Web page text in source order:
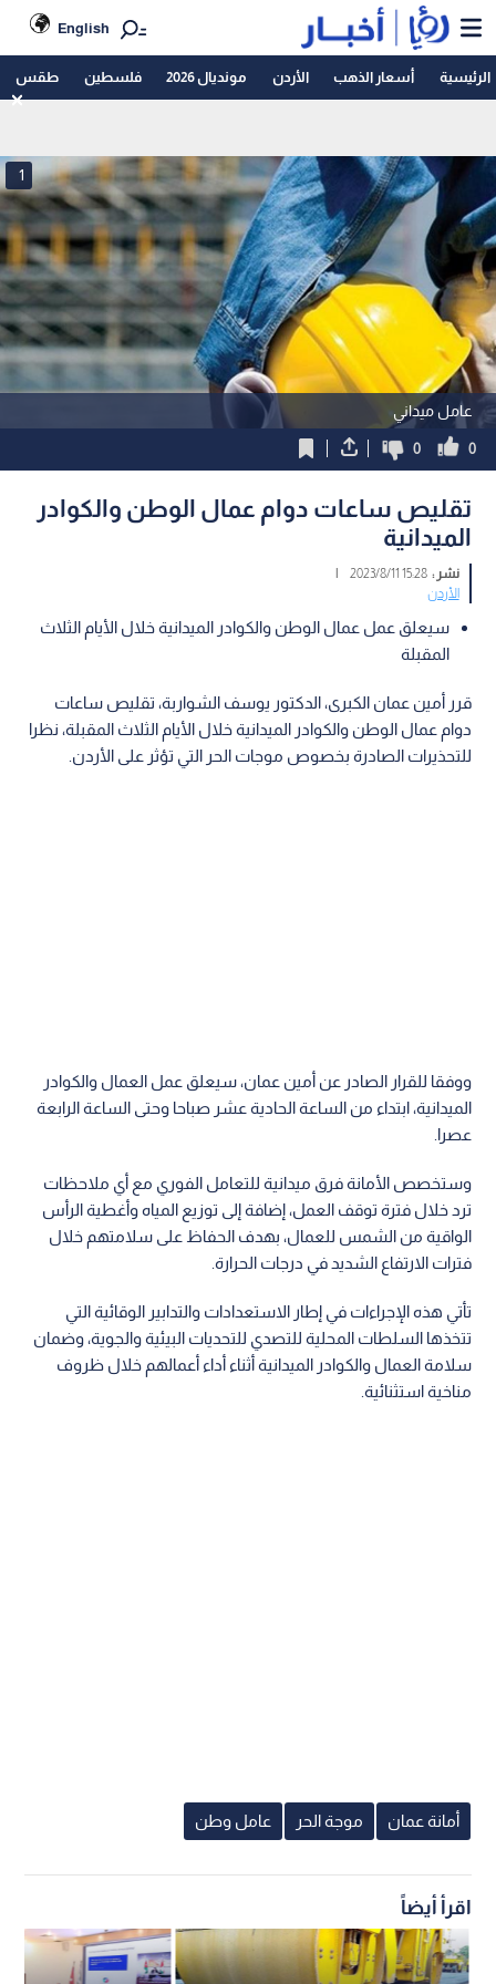
English
الرئيسية أسعار الذهب الأردن مونديال 2026 فلسطين طقس
عامل ميداني
1
0
0
تقليص ساعات دوام عمال الوطن والكوادر
الميدانية
نشر :15:28 2023/8/11
|
الأردن
سيعلق عمل عمال الوطن والكوادر الميدانية خلال الأيام الثلاث
المقبلة
قرر أمين عمان الكبرى، الدكتور يوسف الشواربة، تقليص ساعات
دوام عمال الوطن والكوادر الميدانية خلال الأيام الثلاث المقبلة، نظرا
للتحذيرات الصادرة بخصوص موجات الحر التي تؤثر على الأردن.
ووفقا للقرار الصادر عن أمين عمان، سيعلق عمل العمال والكوادر
الميدانية، ابتداء من الساعة الحادية عشر صباحا وحتى الساعة الرابعة
عصرا.
وستخصص الأمانة فرق ميدانية للتعامل الفوري مع أي ملاحظات
ترد خلال فترة توقف العمل، إضافة إلى توزيع المياه وأغطية الرأس
الواقية من الشمس للعمال، بهدف الحفاظ على سلامتهم خلال
فترات الارتفاع الشديد في درجات الحرارة.
تأتي هذه الإجراءات في إطار الاستعدادات والتدابير الوقائية التي
تتخذها السلطات المحلية للتصدي للتحديات البيئية والجوية، وضمان
سلامة العمال والكوادر الميدانية أثناء أداء أعمالهم خلال ظروف
مناخية استثنائية.
أمانة عمان موجة الحر عامل وطن
اقرأ أيضاً